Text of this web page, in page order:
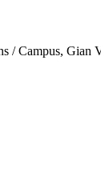
/ Campus,